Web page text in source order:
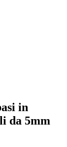
in
da 5mm